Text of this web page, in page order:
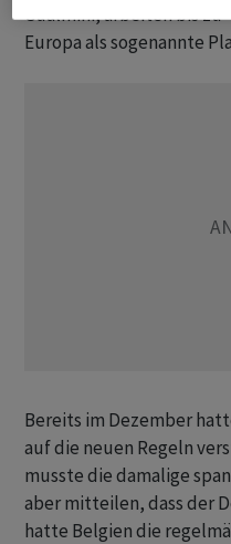
Gualmini, arbeiten bis zu
Europa als sogenannte
Bereits im Dezember
auf die neuen Regeln
musste die damalige
aber mitteilen, dass der
hatte Belgien die